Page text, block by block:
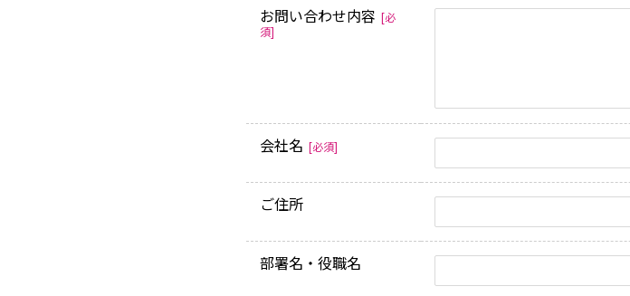
お問い合わせ内容 [必
須]
会社名 [必須]
ご住所
部署名・役職名